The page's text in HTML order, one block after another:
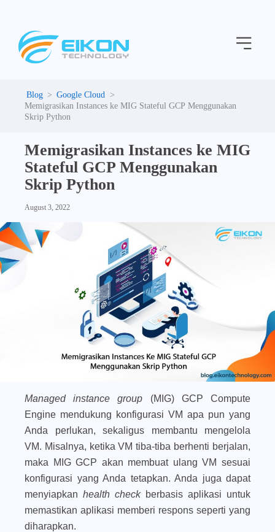
content
Menu
Google Cloud
Memigrasikan Instances ke MIG Stateful GCP Menggunakan
Skrip Python
Memigrasikan Instances ke MIG
Stateful GCP Menggunakan
Skrip Python
August 3, 2022
Managed instance group (MIG) GCP Compute
Engine mendukung konfigurasi VM apa pun yang
Anda perlukan, sekaligus membantu mengelola
VM. Misalnya, ketika VM tiba-tiba berhenti berjalan,
maka MIG GCP akan membuat ulang VM sesuai
konfigurasi yang Anda tetapkan. Anda juga dapat
menyiapkan health checkberbasis aplikasi untuk
memastikan aplikasi memberi respons seperti yang
diharapkan.
e
g
i
e
s